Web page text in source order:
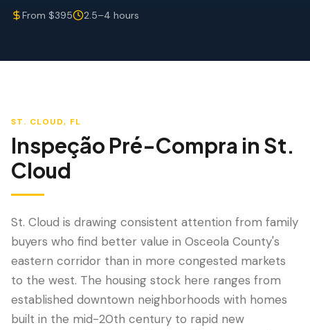
Inspeção por Drone
LANGUAGE
From $395 2.5–4 hours
ST. CLOUD, FL
Inspeção Pré-Compra in St.
Cloud
St. Cloud is drawing consistent attention from family
buyers who find better value in Osceola County's
eastern corridor than in more congested markets
to the west. The housing stock here ranges from
established downtown neighborhoods with homes
built in the mid-20th century to rapid new